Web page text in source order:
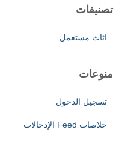
تصنيفات
اثاث مستعمل
منوعات
تسجيل الدخول
خلاصات Feed الإدخالات